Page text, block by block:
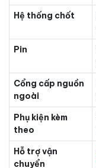
Hệ thống chốt
Pin
Cổng cấp nguồn
ngoài
Phụ kiện kèm
theo
Hỗ trợ vận
chuyển